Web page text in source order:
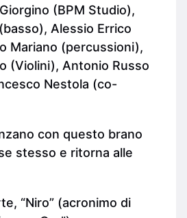
(BPM Studio),
Alessio Errico
Mariano (percussioni),
(Violini), Antonio Russo
Nestola (co-
con questo brano
stesso e ritorna alle
“Niro” (acronimo di